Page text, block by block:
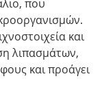
που
και
λιπασμάτων,
και προάγει